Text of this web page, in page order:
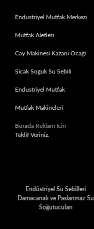
Endustriyel Mutfak Merkezi
Mutfak Aletleri
Cay Makinesi Kazani Ocagi
Sicak Soguk Su Sebili
Endustriyel Mutfak
Mutfak Makineleri
Burada Reklam Icin
Teklif Veriniz.
Endüstriyel Su Sebilleri
Damacanalı ve Paslanmaz Su
Soğutucuları